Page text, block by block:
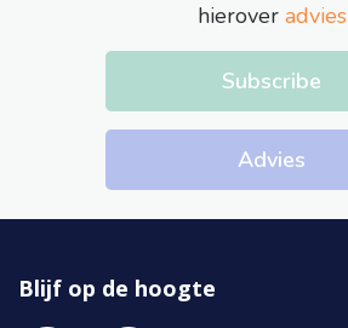
hierover advies
Subscribe
Advies
Blijf op de hoogte